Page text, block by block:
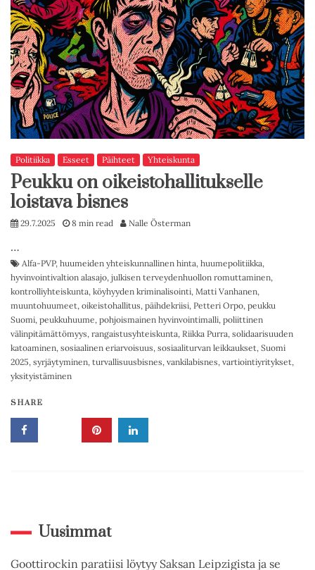
Politiikka Esseet Päihteet Yhteiskunta
Peukku on oikeistohallitukselle
loistava bisnes
29.7.2025 8 min read Nalle Österman
…
Alfa-PVP, huumeiden yhteiskunnallinen hinta, huumepolitiikka,
hyvinvointivaltion alasajo, julkisen terveydenhuollon romuttaminen,
kontrolliyhteiskunta, köyhyyden kriminalisointi, Matti Vanhanen,
muuntohuumeet, oikeistohallitus, päihdekriisi, Petteri Orpo, peukku
Suomi, peukkuhuume, pohjoismainen hyvinvointimalli, poliittinen
välinpitämättömyys, rangaistusyhteiskunta, Riikka Purra, solidaarisuuden
katoaminen, sosiaalinen eriarvoisuus, sosiaaliturvan leikkaukset, Suomi
2025, syrjäytyminen, turvallisuusbisnes, vankilabisnes, vartiointiyritykset,
yksityistäminen
SHARE
Uusimmat
Goottirockin paratiisi löytyy Saksan Leipzigista ja se